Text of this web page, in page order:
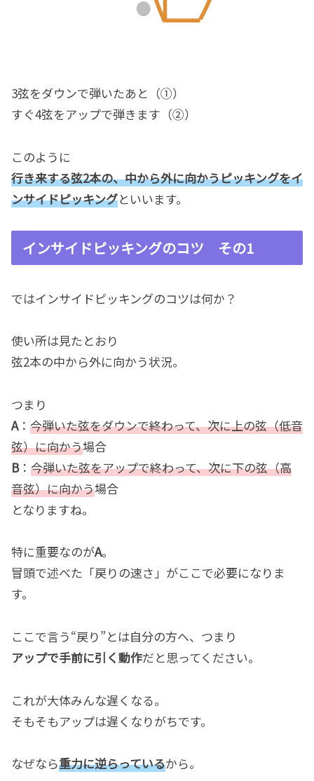
3弦をダウンで弾いたあと（①）
すぐ4弦をアップで弾きます（②）
このように
行き来する弦2本の、中から外に向かうピッキングをイ
ンサイドピッキングといいます。
インサイドピッキングのコツ その1
ではインサイドピッキングのコツは何か？
使い所は見たとおり
弦2本の中から外に向かう状況。
つまり
A： 今弾いた弦をダウンで終わって、次に上の弦（低音
弦）に向かう場合
B： 今弾いた弦をアップで終わって、次に下の弦（高
音弦）に向かう場合
となりますね。
特に重要なのがA。
冒頭で述べた「戻りの速さ」がここで必要になりま
す。
ここで言う“戻り”とは自分の方へ、つまり
アップで手前に引く動作だと思ってください。
これが大体みんな遅くなる。
そもそもアップは遅くなりがちです。
なぜなら重力に逆らっているから。